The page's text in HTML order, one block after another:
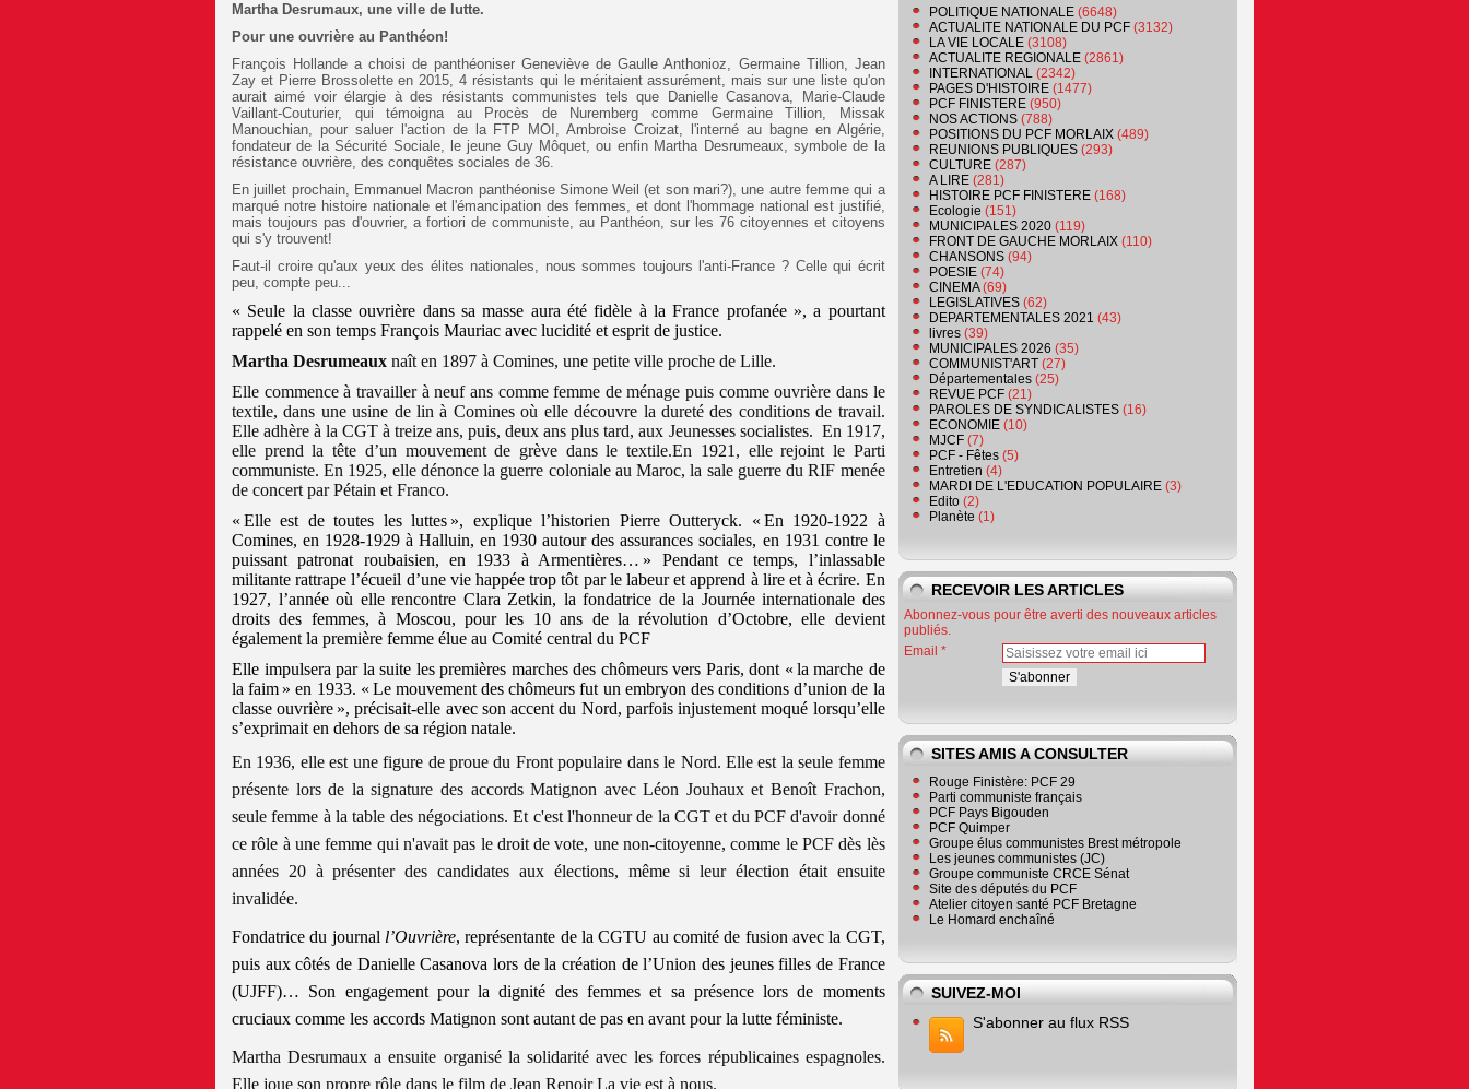
Martha Desrumaux, une ville de lutte.
Pour une ouvrière au Panthéon!
François Hollande a choisi de panthéoniser Geneviève de Gaulle Anthonioz, Germaine Tillion, Jean
Zay et Pierre Brossolette en 2015, 4 résistants qui le méritaient assurément, mais sur une liste qu'on
aurait aimé voir élargie à des résistants communistes tels que Danielle Casanova, Marie-Claude
Vaillant-Couturier, qui témoigna au Procès de Nuremberg comme Germaine Tillion, Missak
Manouchian, pour saluer l'action de la FTP MOI, Ambroise Croizat, l'interné au bagne en Algérie,
fondateur de la Sécurité Sociale, le jeune Guy Môquet, ou enfin Martha Desrumeaux, symbole de la
résistance ouvrière, des conquêtes sociales de 36.
En juillet prochain, Emmanuel Macron panthéonise Simone Weil (et son mari?), une autre femme qui a
marqué notre histoire nationale et l'émancipation des femmes, et dont l'hommage national est justifié,
mais toujours pas d'ouvrier, a fortiori de communiste, au Panthéon, sur les 76 citoyennes et citoyens
qui s'y trouvent!
Faut-il croire qu'aux yeux des élites nationales, nous sommes toujours l'anti-France ? Celle qui écrit
peu, compte peu...
« Seule la classeouvrière dans sa masse aura été fidèle à la France profanée »,a pourtant
rappelé en son temps François Mauriac avec lucidité et esprit de justice.
Martha Desrumeaux naît en 1897 à Comines, une petite ville proche de Lille.
Elle commence à travailler à neuf ans comme femme de ménage puis comme ouvrière dans le
textile, dans une usine de lin à Comines où elle découvre la dureté des conditions de travail.
Elle adhère à la CGT à treize ans, puis, deux ans plus tard, aux Jeunesses socialistes. En 1917,
elle prend la tête d’un mouvement de grève dans le textile.En 1921, elle rejoint le Parti
communiste. En 1925, elle dénonce la guerre coloniale au Maroc, la sale guerre du RIF menée
de concert par Pétain et Franco.
« Elle est de toutes les luttes », explique l’historien Pierre Outteryck. « En 1920-1922 à
Comines, en 1928-1929 à Halluin, en 1930 autour des assurances sociales, en 1931 contre le
puissant patronat roubaisien, en 1933 à Armentières… » Pendant ce temps, l’inlassable
militante rattrape l’écueil d’une vie happée trop tôt par le labeur et apprend à lire et à écrire. En
1927, l’année où elle rencontre Clara Zetkin, la fondatrice de la Journée internationale des
droits des femmes, à Moscou, pour les 10 ans de la révolution d’Octobre, elle devient
également la première femme élue au Comité central du PCF
Elle impulsera par la suite les premières marches des chômeurs vers Paris, dont « la marche de
la faim » en 1933. « Le mouvement des chômeurs fut un embryon des conditions d’union de la
classe ouvrière », précisait-elle avec son accent du Nord, parfois injustement moqué lorsqu’elle
s’exprimait en dehors de sa région natale.
En 1936, elle est une figure de proue du Front populaire dans le Nord. Elle est la seule femme
présente lors de la signature des accords Matignon avec Léon Jouhaux et Benoît Frachon,
seule femme à la table des négociations. Et c'est l'honneur de la CGT et du PCF d'avoir donné
ce rôle à une femme qui n'avait pas le droit de vote, une non-citoyenne, comme le PCF dès lès
années 20 à présenter des candidates aux élections, même si leur élection était ensuite
invalidée.
Fondatrice du journal l’Ouvrière, représentante de la CGTU au comité de fusion avec la CGT,
puis aux côtés de Danielle Casanova lors de la création de l’Union des jeunes filles de France
(UJFF)… Son engagement pour la dignité des femmes et sa présence lors de moments
cruciaux comme les accords Matignon sont autant de pas en avant pour la lutte féministe.
Martha Desrumaux a ensuite organisé la solidarité avec les forces républicaines espagnoles.
Elle joue son propre rôle dans le film de Jean Renoir La vie est à nous.
POLITIQUE NATIONALE (6648)
ACTUALITE NATIONALE DU PCF (3132)
LA VIE LOCALE (3108)
ACTUALITE REGIONALE (2861)
INTERNATIONAL (2342)
PAGES D'HISTOIRE (1477)
PCF FINISTERE (950)
NOS ACTIONS (788)
POSITIONS DU PCF MORLAIX (489)
REUNIONS PUBLIQUES (293)
CULTURE (287)
A LIRE (281)
HISTOIRE PCF FINISTERE (168)
Ecologie (151)
MUNICIPALES 2020 (119)
FRONT DE GAUCHE MORLAIX (110)
CHANSONS (94)
POESIE (74)
CINEMA(69)
LEGISLATIVES (62)
DEPARTEMENTALES 2021 (43)
livres (39)
MUNICIPALES 2026 (35)
COMMUNIST'ART (27)
Départementales (25)
REVUE PCF (21)
PAROLES DE SYNDICALISTES (16)
ECONOMIE (10)
MJCF (7)
PCF - Fêtes (5)
Entretien (4)
MARDI DE L'EDUCATION POPULAIRE (3)
Edito (2)
Planète (1)
RECEVOIR LES ARTICLES
Abonnez-vous pour être averti des nouveaux articles
publiés.
Email
SITES AMIS A CONSULTER
Rouge Finistère: PCF 29
Parti communiste français
PCF Pays Bigouden
PCF Quimper
Groupe élus communistes Brest métropole
Les jeunes communistes (JC)
Groupe communiste CRCE Sénat
Site des députés du PCF
Atelier citoyen santé PCF Bretagne
Le Homard enchaîné
SUIVEZ-MOI
S'abonner au flux RSS